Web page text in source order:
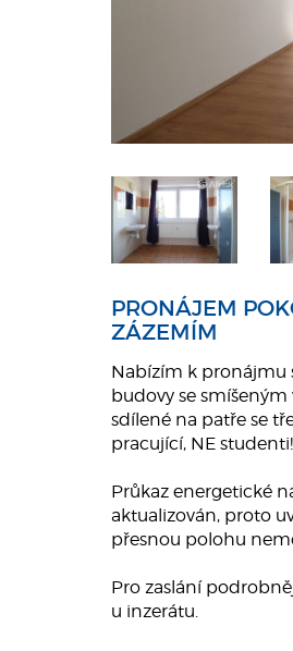
PRONÁJEM
ZÁZEMÍM
Nabízím k pronájmu
budovy se smíšeným
sdílené na patře se
pracující, NE studenti!
Průkaz energetické
aktualizován, proto
přesnou polohu
Pro zaslání
u inzerátu.